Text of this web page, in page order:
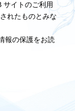
サイトのご利用
れたものとみな
報の保護をお読